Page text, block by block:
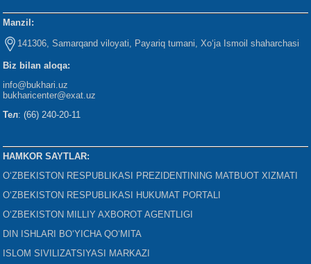
Manzil:
141306, Samarqand viloyati, Payariq tumani, Xo‘ja Ismoil shaharchasi
Biz bilan aloqa:
info@bukhari.uz
bukharicenter@exat.uz
Тел: (66) 240-20-11
HAMKOR SAYTLAR:
O‘ZBEKISTON RESPUBLIKASI PREZIDENTINING MATBUOT XIZMATI
O‘ZBEKISTON RESPUBLIKASI HUKUMAT PORTALI
O‘ZBEKISTON MILLIY AXBOROT AGENTLIGI
DIN ISHLARI BO‘YICHA QO‘MITA
ISLOM SIVILIZATSIYASI MARKAZI